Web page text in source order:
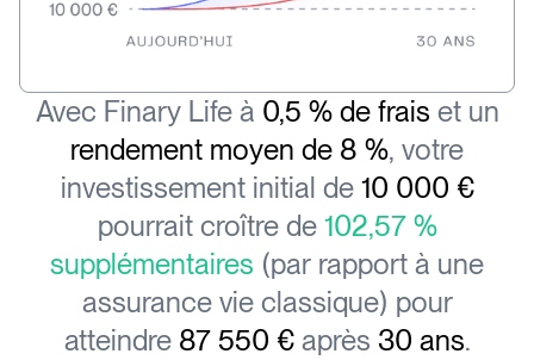
Avec Finary Life à 0,5 % de frais et un
rendement moyen de 8 %, votre
investissement initial de 10 000 €
pourrait croître de 102,57 %
supplémentaires (par rapport à une
assurance vie classique) pour
atteindre 87 550 €après 30 ans.